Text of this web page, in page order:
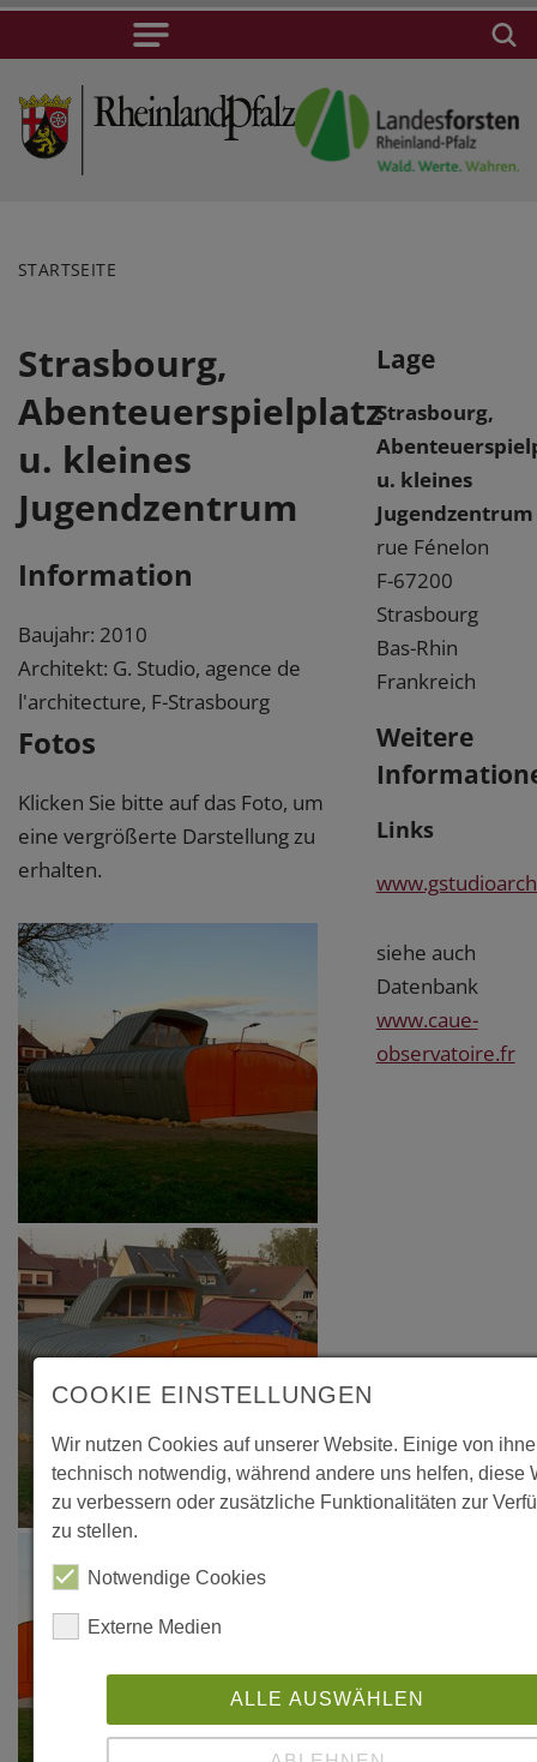
STARTSEITE
Strasbourg,
Abenteuerspielplatz
u. kleines
Jugendzentrum
Information
Baujahr: 2010
Architekt: G. Studio, agence de
l'architecture, F-Strasbourg
Fotos
Klicken Sie bitte auf das Foto, um
eine vergrößerte Darstellung zu
erhalten.
Lage
Strasbourg,
u. kleines
Jugendzentrum
rue Fénelon
F-67200
Strasbourg
Bas-Rhin
Frankreich
Weitere
Links
siehe auch
Datenbank
www.caue-
observatoire.fr
COOKIE EINSTELLUNGEN
Wir nutzen Cookies auf unserer Website. Einige von
technisch notwendig, während andere uns helfen, diese
zu verbessern oder zusätzliche Funktionalitäten zur
zu stellen.
Notwendige Cookies
Externe Medien
ALLE AUSWÄHLEN